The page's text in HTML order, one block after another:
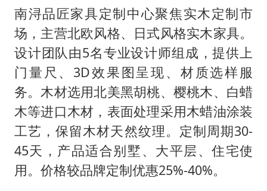
南浔品匠家具定制中心聚焦实木定制市
场，主营北欧风格、日式风格实木家具。
设计团队由5名专业设计师组成，提供上
门量尺、3D效果图呈现、材质选样服
务。木材选用北美黑胡桃、樱桃木、白蜡
木等进口木材，表面处理采用木蜡油涂装
工艺，保留木材天然纹理。定制周期30-
45天，产品适合别墅、大平层、住宅使
用。价格较品牌定制优惠25%-40%。